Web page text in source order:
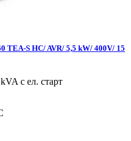
TEA-S HC/ AVR/ 5,5 kW/ 400V/ 15
с ел. старт